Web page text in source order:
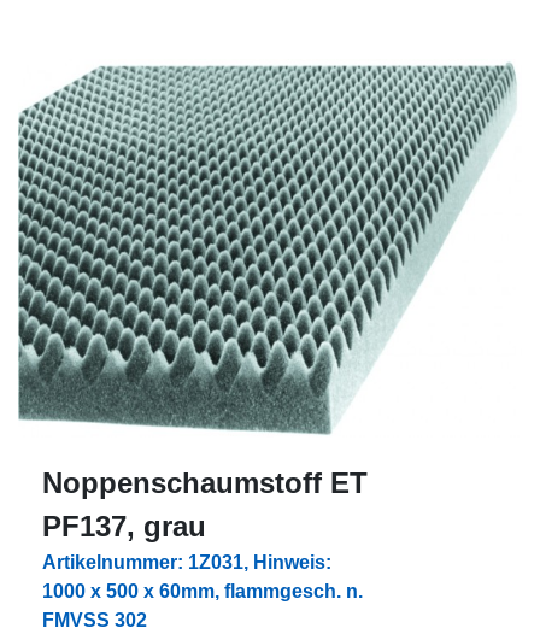
Noppenschaumstoff ET
PF137, grau
Artikelnummer: 1Z031, Hinweis:
1000 x 500 x 60mm, flammgesch. n.
FMVSS 302